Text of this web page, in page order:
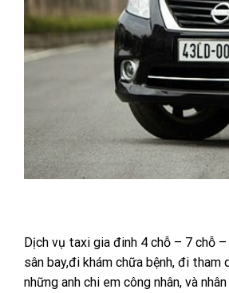
Dịch vụ taxi gia đinh 4 chỗ – 7 chỗ
sân bay,đi khám chữa bệnh, đi
những anh chi em công nhân, và